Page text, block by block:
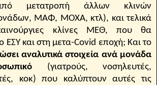
μετατροπή άλλων κλινών
ΜΑΦ, ΜΟΧΑ, κτλ), και τελικά
κλίνες ΜΕΘ, που θα
ΕΣΥ και στη μετα-Covid εποχή; Και το
αναλυτικά στοιχεία ανά μονάδα
(γιατρούς, νοσηλευτές,
κοκ) που καλύπτουν αυτές τις